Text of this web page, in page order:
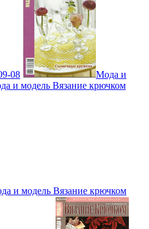
08
Мода и
и модель Вязание крючком
и модель Вязание крючком